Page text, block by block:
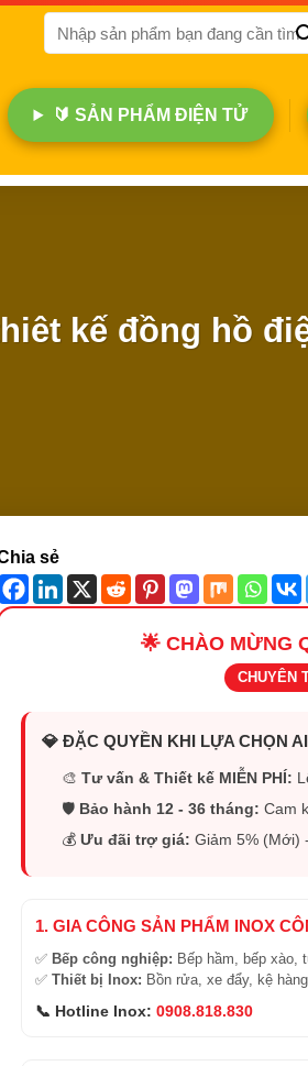
Tìm
kiếm:
🔰 SẢN PHẨM ĐIỆN TỬ
kế đồng hồ
sẻ
🌟 CHÀO MỪNG
CHUYÊN
💎 ĐẶC QUYỀN KHI LỰA CHỌN
🎨Tư vấn & Thiết kế MIỄN PHÍ:
🛡️ Bảo hành 12 - 36 tháng: Cam
💰Ưu đãi trợ giá: Giảm 5% (Mới)
1. GIA CÔNG SẢN PHẨM INOX
✅ Bếp công nghiệp: Bếp hầm, bếp xào,
✅ Thiết bị Inox: Bồn rửa, xe đẩy, kệ
📞 Hotline Inox: 0908.818.830